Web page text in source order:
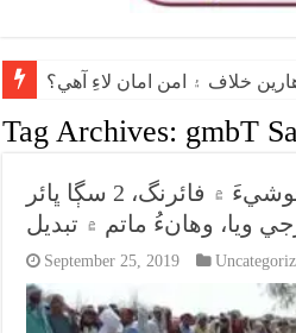
خلاف ۽ امن امان لاءِ آهي؟
Tag Archives: gmbT
گمبٽ ڀرسان خوشيءَ ۾ فائرنگ، 2 سڳا ڀائر
ويا، وهانءُ ماتم ۾ تبديل
September 25, 2019